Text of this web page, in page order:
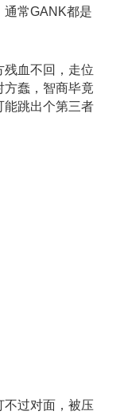
通常GANK都是
血不回，走位
方蠢，智商毕竟
能跳出个第三者
过对面，被压